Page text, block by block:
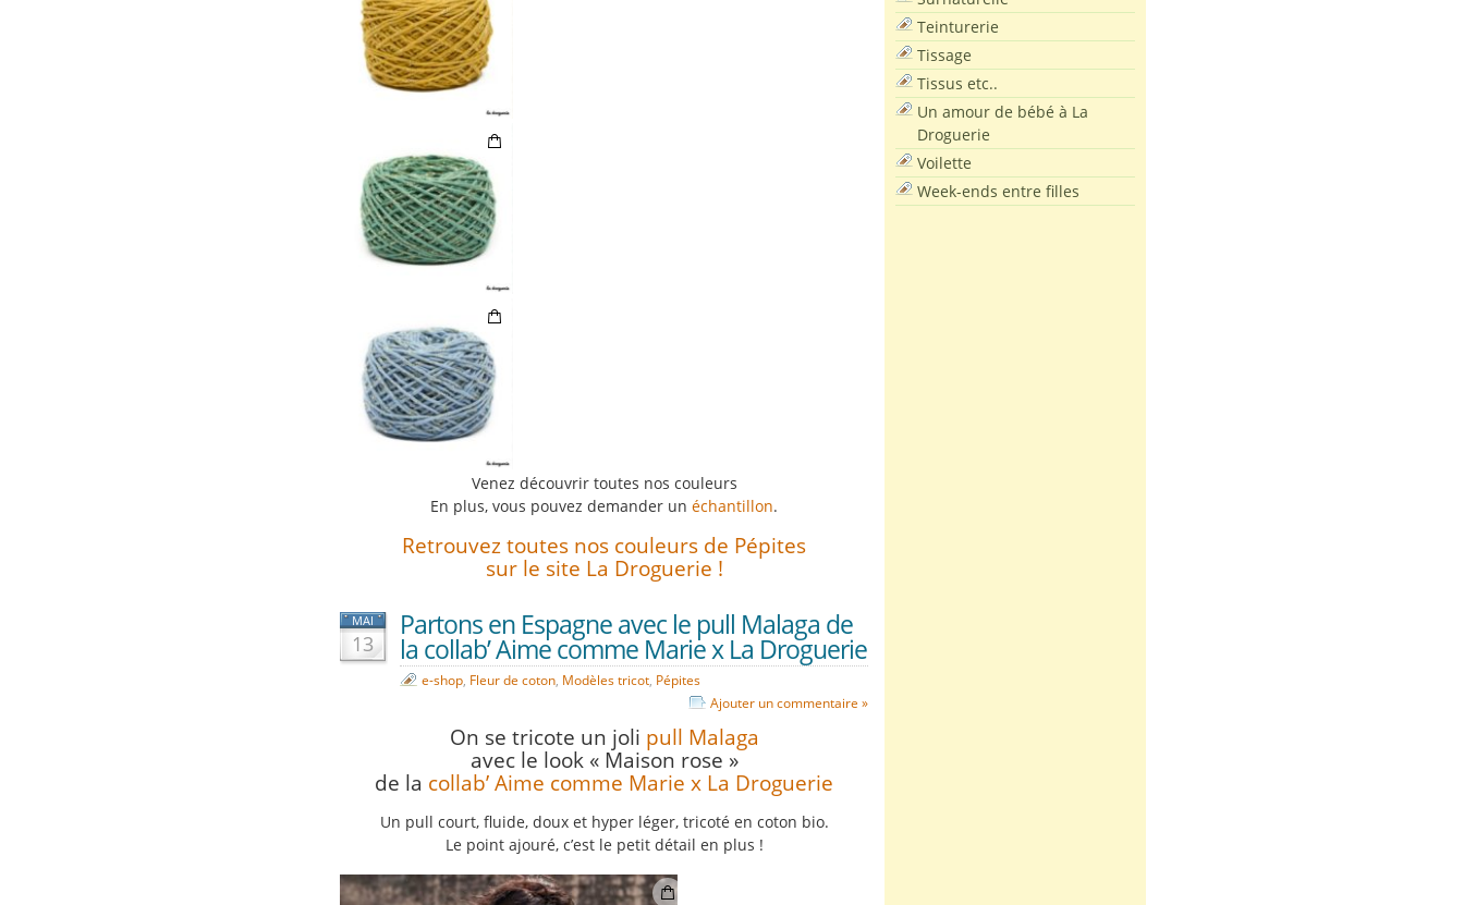
Venez découvrir toutes nos couleurs
En plus, vous pouvez demander un échantillon.
Retrouvez toutes nos couleurs de Pépites
sur le site La Droguerie !
MAI
13
Partons en Espagne avec le pull Malaga de
la collab’ Aime comme Marie x La Droguerie
e-shop, Fleur de coton, Modèles tricot, Pépites
Ajouter un commentaire »
On se tricote un joli pull Malaga
avec le look « Maison rose »
de la collab’ Aime comme Marie x La Droguerie
Un pull court, fluide, doux et hyper léger, tricoté en coton bio.
Le point ajouré, c’est le petit détail en plus !
Teinturerie
Tissage
Tissus etc..
Un amour de bébé à La
Droguerie
Voilette
Week-ends entre filles